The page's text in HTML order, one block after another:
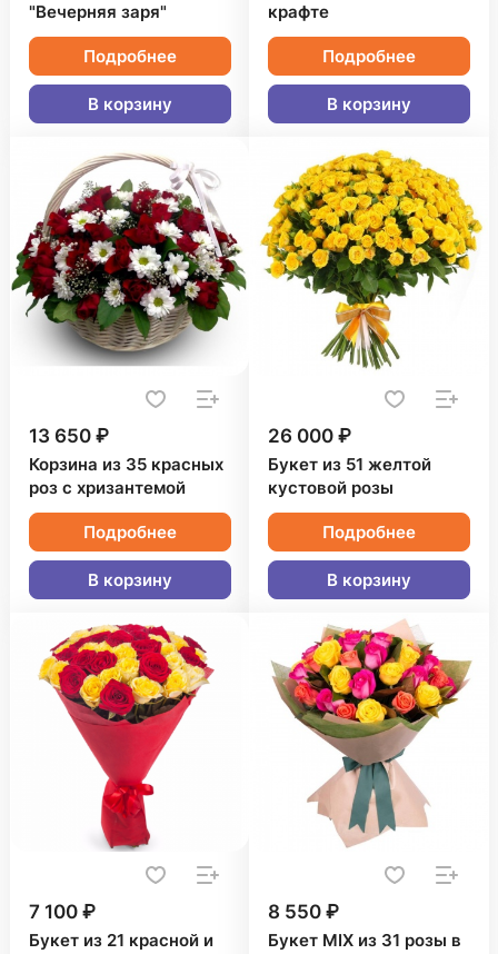
"Вечерняя заря"
Подробнее
В корзину
крафте
Подробнее
В корзину
13 650 ₽
Корзина из 35 красных
роз с хризантемой
Подробнее
В корзину
26 000 ₽
Букет из 51 желтой
кустовой розы
Подробнее
В корзину
7 100 ₽
Букет из 21 красной и
8 550 ₽
Букет MIX из 31 розы в